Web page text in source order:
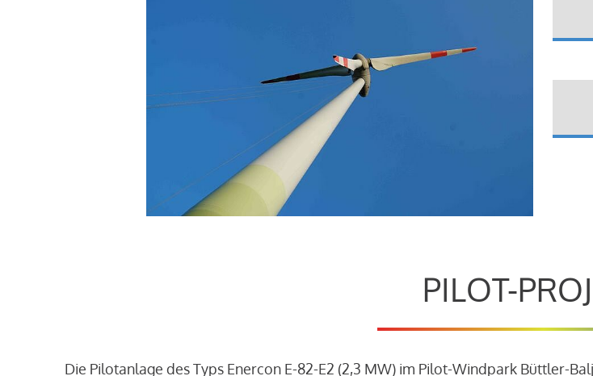
PILOT-
Die Pilotanlage des Typs Enercon E-82-E2 (2,3 MW) im Pilot-Windpark Büttler-